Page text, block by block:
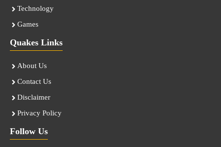
Technology
Games
Quakes Links
About Us
Contact Us
Disclaimer
Privacy Policy
Follow Us